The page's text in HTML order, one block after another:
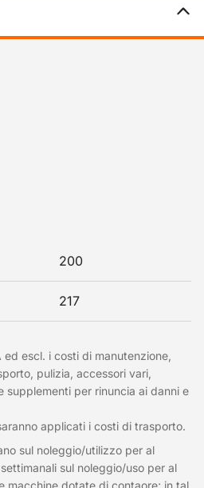
200
217
escl. i costi di manutenzione,
pulizia, accessori vari,
supplementi per rinuncia ai danni e
applicati i costi di trasporto.
sul noleggio/utilizzo per al
sul noleggio/uso per al
macchine dotate di contaore; in tal